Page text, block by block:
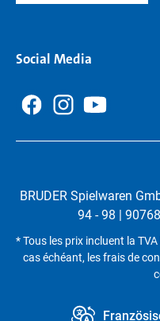
Social Media
BRUDER Spielwaren
94 - 98 |
* Tous les prix incluent la
cas échéant, les frais de